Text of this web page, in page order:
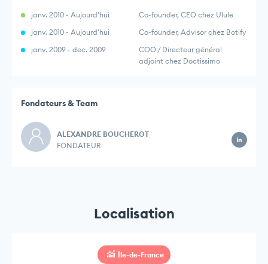
janv. 2010 - Aujourd'hui
Co-founder, CEO chez Ulule
janv. 2010 - Aujourd'hui
Co-founder, Advisor chez Botify
janv. 2009 - dec. 2009
COO / Directeur général
adjoint chez Doctissimo
Fondateurs & Team
ALEXANDRE BOUCHEROT
FONDATEUR
Localisation
Île-de-France